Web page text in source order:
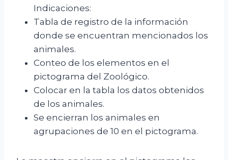
Indicaciones:
Tabla de registro de la información
donde se encuentran mencionados los
animales.
Conteo de los elementos en el
pictograma del Zoológico.
Colocar en la tabla los datos obtenidos
de los animales.
Se encierran los animales en
agrupaciones de 10 en el pictograma.